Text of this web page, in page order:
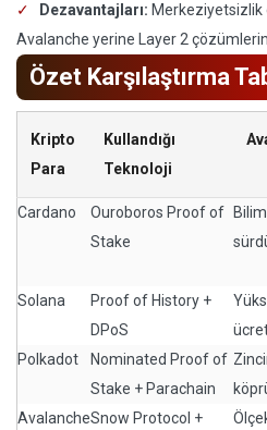
Dezavantajları: Merkeziyetsizlik
Avalanche yerine Layer 2
Özet Karşılaştırma
Kripto
Para
Kullandığı
Teknoloji
Cardano
Ouroboros Proof of
Stake
Solana
Proof of History +
DPoS
Polkadot
Nominated Proof of
Stake + Parachain
AvalancheSnow Protocol +